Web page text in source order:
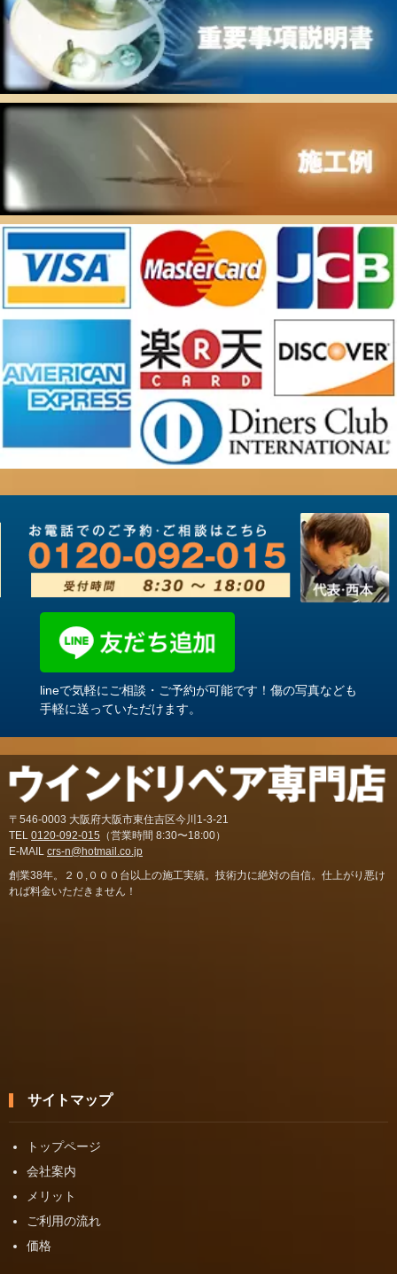
lineで気軽にご相談・ご予約が可能です！傷の写真なども
手軽に送っていただけます。
〒546-0003 大阪府大阪市東住吉区今川1-3-21
TEL 0120-092-015 （営業時間 8:30〜18:00）
E-MAIL crs-n@hotmail.co.jp
創業38年。２０,０００台以上の施工実績。技術力に絶対の自信。仕上がり悪け
れば料金いただきません！
サイトマップ
トップページ
会社案内
メリット
ご利用の流れ
価格